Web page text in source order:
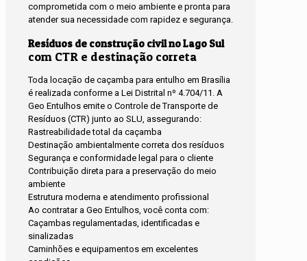
comprometida com o meio ambiente e pronta para
atender sua necessidade com rapidez e segurança.
Resíduos de construção civil no Lago Sul
com CTR e destinação correta
Toda locação de caçamba para entulho em Brasília
é realizada conforme a Lei Distrital nº 4.704/11. A
Geo Entulhos emite o Controle de Transporte de
Resíduos (CTR) junto ao SLU, assegurando:
Rastreabilidade total da caçamba
Destinação ambientalmente correta dos resíduos
Segurança e conformidade legal para o cliente
Contribuição direta para a preservação do meio
ambiente
Estrutura moderna e atendimento profissional
Ao contratar a Geo Entulhos, você conta com:
Caçambas regulamentadas, identificadas e
sinalizadas
Caminhões e equipamentos em excelentes